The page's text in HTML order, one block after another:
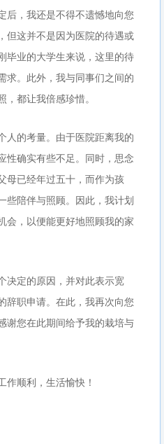
后，我还是不得不遗憾地向您
但这并不是因为医院的待遇或
业的大学生来说，这里的待
求。此外，我与同事们之间的
都让我倍感珍惜。
人的考量。由于医院距离我的
性确实有些不足。同时，思念
母已经年过五十，而作为孩
些陪伴与照顾。因此，我计划
会，以便能更好地照顾我的家
决定的原因，并对此表示宽
辞职申请。在此，我再次向您
谢您在此期间给予我的栽培与
作顺利，生活愉快！